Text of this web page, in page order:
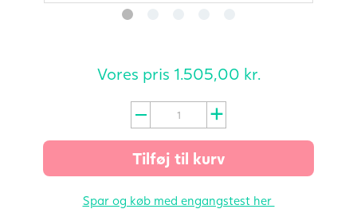
Vores pris 1.505,00 kr.
Clearblue
Advanced
antal
Tilføj til kurv
Spar og køb med engangstest her